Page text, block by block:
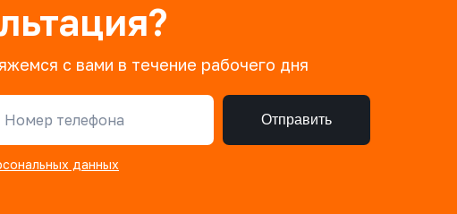
с вами в течение рабочего дня
Номер телефона Отправить
данных